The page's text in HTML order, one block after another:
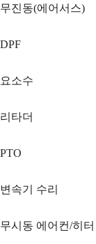
무진동(에어서스)
DPF
요소수
리타더
PTO
변속기 수리
무시동 에어컨/히터